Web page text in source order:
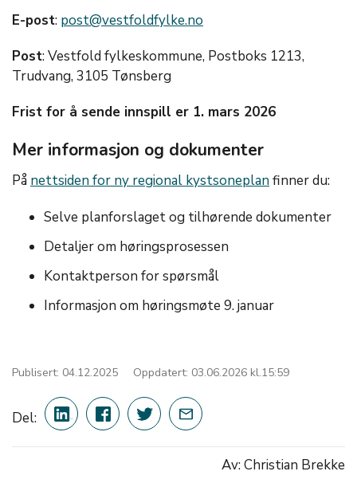
E-post: post@vestfoldfylke.no
Post: Vestfold fylkeskommune, Postboks 1213,
Trudvang, 3105 Tønsberg
Frist for å sende innspill er 1. mars 2026
Mer informasjon og dokumenter
På nettsiden for ny regional kystsoneplanfinner du:
Selve planforslaget og tilhørende dokumenter
Detaljer om høringsprosessen
Kontaktperson for spørsmål
Informasjon om høringsmøte 9. januar
Publisert: 04.12.2025 Oppdatert: 03.06.2026 kl.15:59
Del:
Av: Christian Brekke